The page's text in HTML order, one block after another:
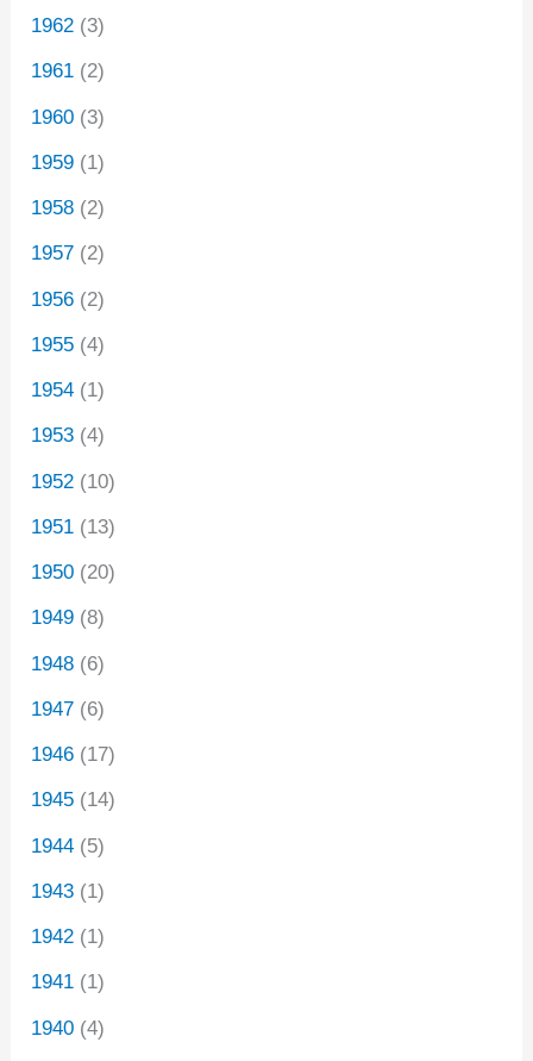
1962 (3)
1961 (2)
1960 (3)
1959 (1)
1958 (2)
1957 (2)
1956 (2)
1955 (4)
1954 (1)
1953 (4)
1952 (10)
1951 (13)
1950 (20)
1949 (8)
1948 (6)
1947 (6)
1946 (17)
1945 (14)
1944 (5)
1943 (1)
1942 (1)
1941 (1)
1940 (4)